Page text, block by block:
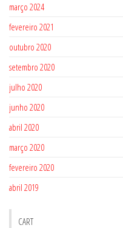
março 2024
fevereiro 2021
outubro 2020
setembro 2020
julho 2020
junho 2020
abril 2020
março 2020
fevereiro 2020
abril 2019
CART